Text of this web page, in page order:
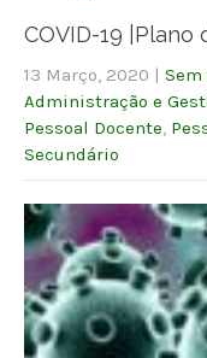
COVID-19 |Plano
13 Março, 2020 |
Administração e
Pessoal Docente
Secundário